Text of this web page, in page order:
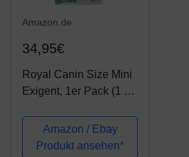
Amazon.de
34,95€
Royal Canin Size Mini
Exigent, 1er Pack (1 x
Amazon / Ebay
Produkt ansehen*